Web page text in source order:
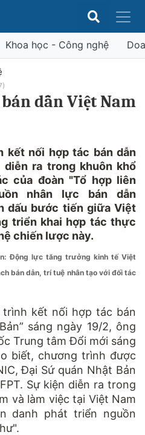
Khoa học - Công nghệ
dẫn Việt Nam
kết nối hợp tác bán dẫn
diễn ra trong khuôn khổ
của đoàn "Tổ hợp liên
nhân lực bán dẫn
dấu bước tiến giữa Việt
triển khai hợp tác thực
chiến lược này.
Động lực tăng trưởng kinh tế Việt
bán dẫn, trí tuệ nhân tạo với đối tác
trình kết nối hợp tác bán
sáng ngày 19/2, ông
Trung tâm Đổi mới sáng
biết, chương trình được
Đại Sứ quán Nhật Bản
Sự kiện diễn ra trong
và làm việc tại Việt Nam
danh phát triển nguồn